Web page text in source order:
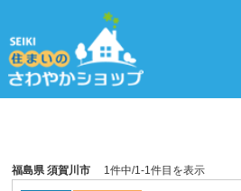
福島県 須賀川市 1件中/1-1件目を表示